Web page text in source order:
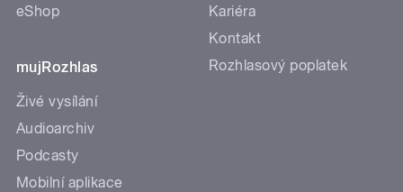
eShop
mujRozhlas
Živé vysílání
Audioarchiv
Podcasty
Mobilní aplikace
Kariéra
Kontakt
Rozhlasový poplatek